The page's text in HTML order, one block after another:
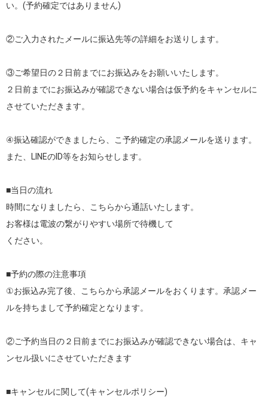
い。(予約確定ではありません)
②ご入力されたメールに振込先等の詳細をお送りします。
③ご希望日の２日前までにお振込みをお願いいたします。
２日前までにお振込みが確認できない場合は仮予約をキャンセルに
させていただきます。
④振込確認ができましたら、こ予約確定の承認メールを送ります。
また、LINEのID等をお知らせします。
■当日の流れ
時間になりましたら、こちらから通話いたします。
お客様は電波の繋がりやすい場所で待機して
ください。
■予約の際の注意事項
①お振込み完了後、こちらから承認メールをおくります。承認メー
ルを持ちまして予約確定となります。
②ご予約当日の２日前までにお振込みが確認できない場合は、キャ
ンセル扱いにさせていただきます
■キャンセルに関して(キャンセルポリシー)